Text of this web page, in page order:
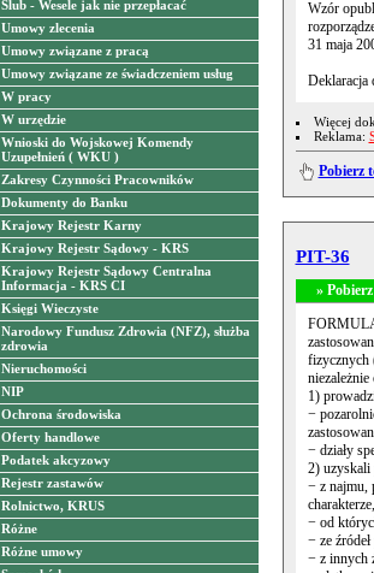
Ślub - Wesele jak nie przepłacać
Umowy zlecenia
Umowy związane z pracą
Umowy związane ze świadczeniem usług
W pracy
W urzędzie
Wnioski do Wojskowej Komendy
Uzupełnień ( WKU )
Zakresy Czynności Pracowników
Dokumenty do Banku
Krajowy Rejestr Karny
Krajowy Rejestr Sądowy - KRS
Krajowy Rejestr Sądowy Centralna
Informacja - KRS CI
Księgi Wieczyste
Narodowy Fundusz Zdrowia (NFZ), służba
zdrowia
Nieruchomości
NIP
Ochrona środowiska
Oferty handlowe
Podatek akcyzowy
Rejestr zastawów
Rolnictwo, KRUS
Różne
Różne umowy
Wzór
31 maja
Deklaracja
Więcej
Reklama:
Pobierz
PIT-36
»
fizycznych
1)
−
− działy
2) uzyskali
− z najmu,
− od
− ze
− z innych